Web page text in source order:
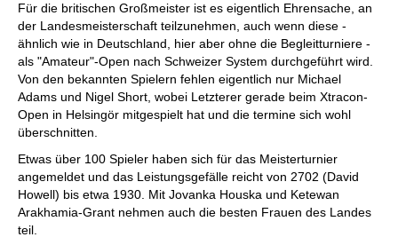
Für die britischen Großmeister ist es eigentlich Ehrensache, an
der Landesmeisterschaft teilzunehmen, auch wenn diese -
ähnlich wie in Deutschland, hier aber ohne die Begleitturniere -
als "Amateur"-Open nach Schweizer System durchgeführt wird.
Von den bekannten Spielern fehlen eigentlich nur Michael
Adams und Nigel Short, wobei Letzterer gerade beim Xtracon-
Open in Helsingör mitgespielt hat und die termine sich wohl
überschnitten.
Etwas über 100 Spieler haben sich für das Meisterturnier
angemeldet und das Leistungsgefälle reicht von 2702 (David
Howell) bis etwa 1930. Mit Jovanka Houska und Ketewan
Arakhamia-Grant nehmen auch die besten Frauen des Landes
teil.